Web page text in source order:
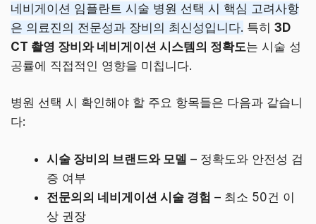
네비게이션 임플란트 시술 병원 선택 시 핵심 고려사항
은 의료진의 전문성과 장비의 최신성입니다. 특히 3D
CT 촬영 장비와 네비게이션 시스템의 정확도는 시술 성
공률에 직접적인 영향을 미칩니다.
병원 선택 시 확인해야 할 주요 항목들은 다음과 같습니
다:
시술 장비의 브랜드와 모델 – 정확도와 안전성 검
증 여부
전문의의 네비게이션 시술 경험 – 최소 50건 이
상 권장